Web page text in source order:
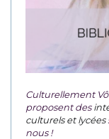
Culturellement
proposent des
culturels et lycées
nous !